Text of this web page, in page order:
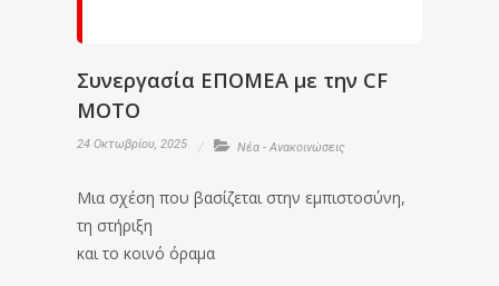
Συνεργασία ΕΠΟΜΕΑ με την CF
MOTO
24 Οκτωβρίου, 2025 Νέα - Ανακοινώσεις
Μια σχέση που βασίζεται στην εμπιστοσύνη,
τη στήριξη
και το κοινό όραμα